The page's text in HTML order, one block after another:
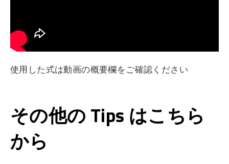
使用した式は動画の概要欄をご確認ください
その他の Tips はこちら
から